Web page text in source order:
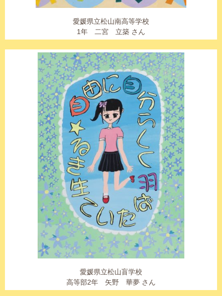
愛媛県立松山南高等学校
1年 二宮 立築 さん
愛媛県立松山盲学校
高等部2年 矢野 華夢 さん